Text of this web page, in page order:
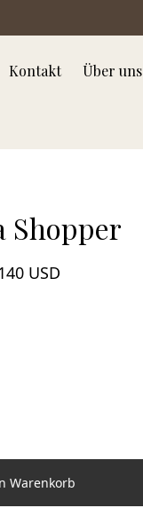
Kontakt Über uns
Shopper
USD
Warenkorb